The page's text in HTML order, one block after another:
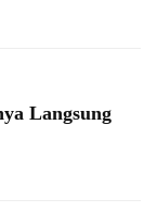
Langsung